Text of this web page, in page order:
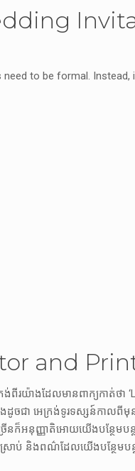
nееd to bе fоrmаl.
and
រយ៉ាង​ដែល​មាន​ពាក្យកាត់​ថា
ដូចជា អេក្រង់​ទូរទស្សន៍​កាលពីមុ
ើន​ក៏អនុញ្ញាតិ​អោយ​យើង​បន្ថែ
រាប់ និង​ពណ៌​ដែល​យើង​បន្ថែមប